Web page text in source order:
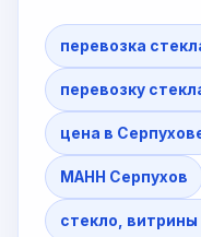
перевозка
перевозку
цена в
МАНН Серпухов
стекло, витрины